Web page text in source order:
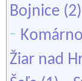
Bojnice (2)
- Komárno
Žiar nad